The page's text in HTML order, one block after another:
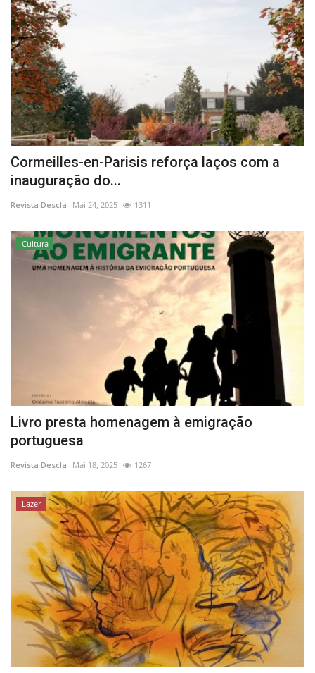
Cormeilles-en-Parisis reforça laços com a
inauguração do...
Revista Descla Mai 24, 2025 1311
Cultura
Livro presta homenagem à emigração
portuguesa
Revista Descla Mai 18, 2025 1267
Lazer